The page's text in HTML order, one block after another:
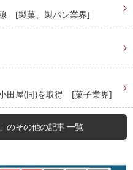
[製菓、製パン業界]
田屋(同)を取得 [菓子業界]
のその他の記事 一覧